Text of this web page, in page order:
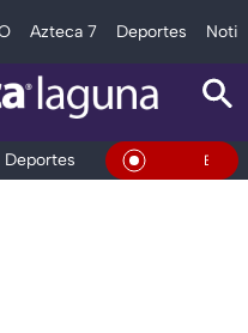
Azteca 7 Deportes
Deportes EntretenimientoEn Vivo